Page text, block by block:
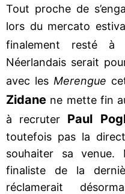
Tout proche de
lors du mercato
finalement resté à
Néerlandais serait
avec les Merengue
Zidane ne mette fin
à recruter Paul
toutefois pas la
souhaiter sa
finaliste de la
réclamerait